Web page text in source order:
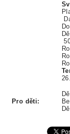
Pro děti: